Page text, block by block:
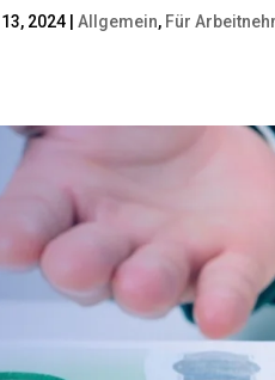
2024 |Allgemein, Für